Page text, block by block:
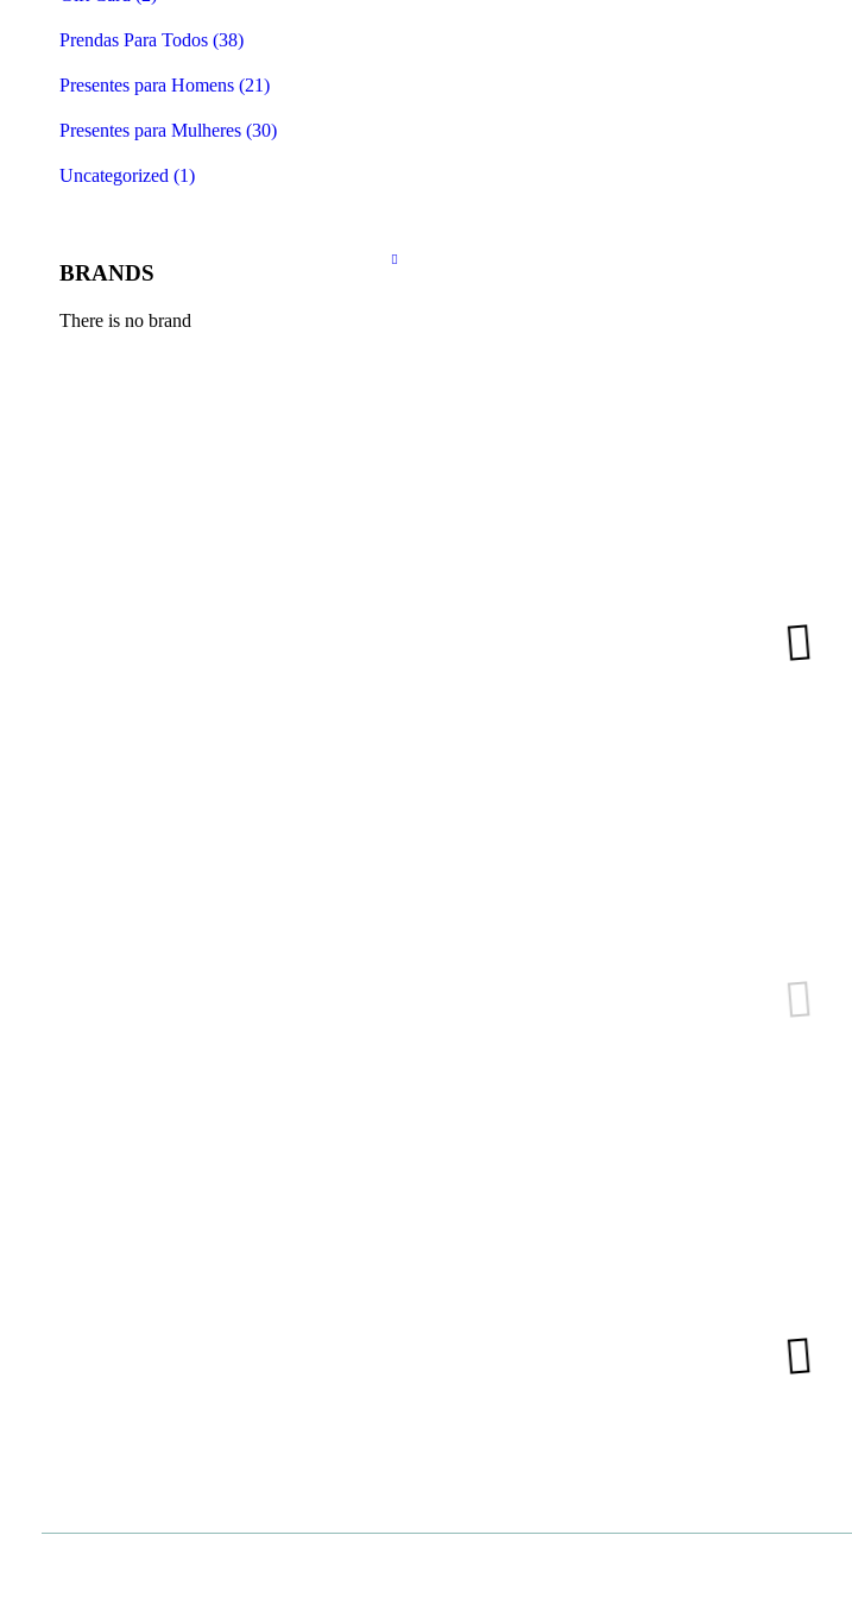
Prendas Para Todos (38)
Presentes para Homens (21)
Presentes para Mulheres (30)
Uncategorized (1)
BRANDS
There is no brand